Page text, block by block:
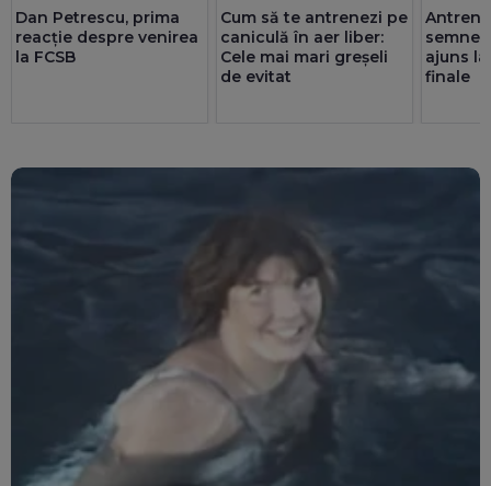
Dan Petrescu, prima
reacție despre venirea
la FCSB
Cum să te antrenezi pe
caniculă în aer liber:
Cele mai mari greșeli
de evitat
ajuns
finale